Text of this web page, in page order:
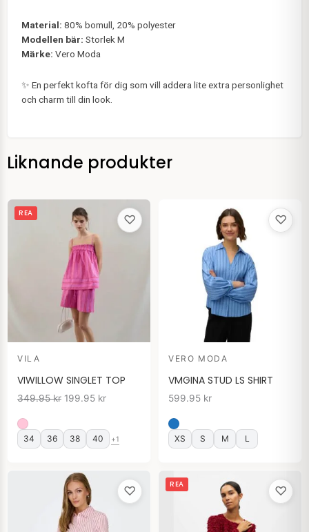
Material: 80% bomull, 20% polyester
Modellen bär: Storlek M
Märke: Vero Moda
✨ En perfekt kofta för dig som vill addera lite extra personlighet
och charm till din look.
Liknande produkter
♡
REA
VILA
VIWILLOW SINGLET TOP
349.95kr
Det
ursprungliga
priset
var:
349.95 kr.
199.95 kr
nuvarande
priset
34 36 38 40 +1
♡
VERO MODA
VMGINA STUD LS SHIRT
599.95 kr
XS S M L
♡ ♡
REA
ursprungliga
priset
var:
nuvarande
priset